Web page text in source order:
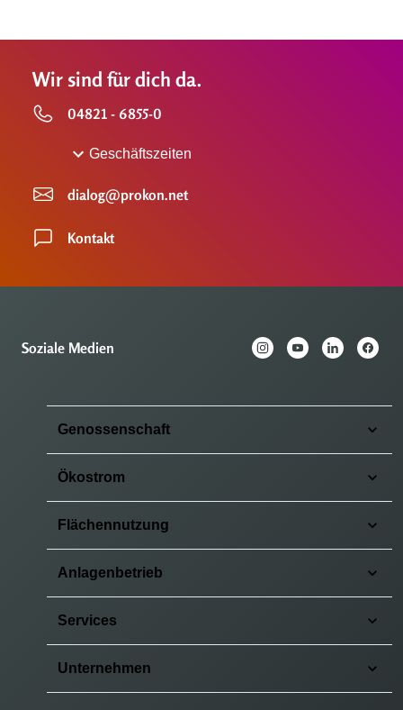
Wir sind für dich da.
04821 - 6855-0
Geschäftszeiten
dialog@prokon.net
Kontakt
Soziale Medien
Genossenschaft
Ökostrom
Flächennutzung
Anlagenbetrieb
Services
Unternehmen